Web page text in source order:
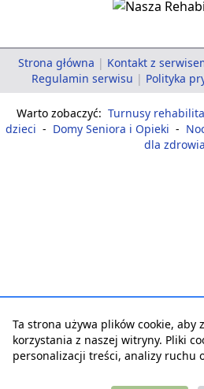
Strona główna | Kontakt z
Regulamin serwisu | Polityka
Warto zobaczyć: Turnusy
dzieci - Domy Seniora i Opieki -
dla zdrowia
Ta strona używa plików cookie, aby
korzystania z naszej witryny. Pliki
personalizacji treści, analizy ruchu